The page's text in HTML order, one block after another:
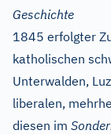
Geschichte
1845 erfolgter
katholischen
Unterwalden,
liberalen,
diesen im